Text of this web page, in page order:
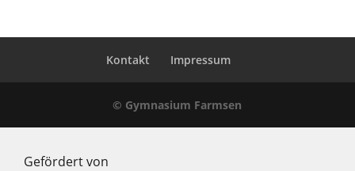
Kontakt Impressum
© Gymnasium Farmsen
Gefördert von